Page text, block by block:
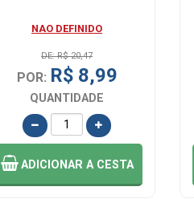
NAO DEFINIDO
DE: R$ 20,47
POR: R$ 8,99
QUANTIDADE
ADICIONAR A CESTA